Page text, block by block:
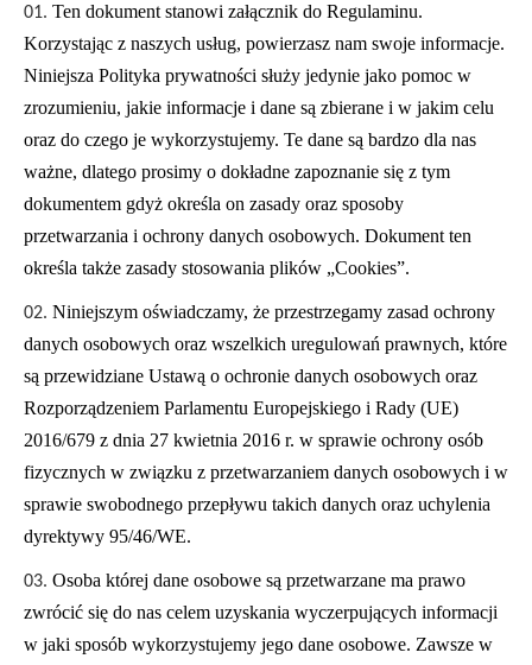
Ten dokument stanowi załącznik do Regulaminu.
Korzystając z naszych usług, powierzasz nam swoje informacje.
Niniejsza Polityka prywatności służy jedynie jako pomoc w
zrozumieniu, jakie informacje i dane są zbierane i w jakim celu
oraz do czego je wykorzystujemy. Te dane są bardzo dla nas
ważne, dlatego prosimy o dokładne zapoznanie się z tym
dokumentem gdyż określa on zasady oraz sposoby
przetwarzania i ochrony danych osobowych. Dokument ten
określa także zasady stosowania plików „Cookies”.
Niniejszym oświadczamy, że przestrzegamy zasad ochrony
danych osobowych oraz wszelkich uregulowań prawnych, które
są przewidziane Ustawą o ochronie danych osobowych oraz
Rozporządzeniem Parlamentu Europejskiego i Rady (UE)
2016/679 z dnia 27 kwietnia 2016 r. w sprawie ochrony osób
fizycznych w związku z przetwarzaniem danych osobowych i w
sprawie swobodnego przepływu takich danych oraz uchylenia
dyrektywy 95/46/WE.
Osoba której dane osobowe są przetwarzane ma prawo
zwrócić się do nas celem uzyskania wyczerpujących informacji
w jaki sposób wykorzystujemy jego dane osobowe. Zawsze w